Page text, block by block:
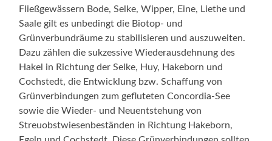
Fließgewässern Bode, Selke, Wipper, Eine, Liethe und
Saale gilt es unbedingt die Biotop- und
Grünverbundräume zu stabilisieren und auszuweiten.
Dazu zählen die sukzessive Wiederausdehnung des
Hakel in Richtung der Selke, Huy, Hakeborn und
Cochstedt, die Entwicklung bzw. Schaffung von
Grünverbindungen zum gefluteten Concordia-See
sowie die Wieder- und Neuentstehung von
Streuobstwiesenbeständen in Richtung Hakeborn,